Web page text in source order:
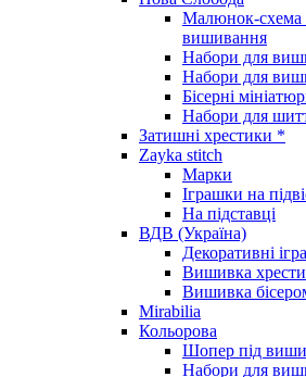
Малюнок-схема
вишивання
Набори для
Набори для
Бісерні
Набори для
Затишні хрестики *
Zayka stitch
Марки
Іграшки на
На підставці
ВДВ (Україна)
Декоративні
Вишивка
Вишивка
Mirabilia
Кольорова
Шопер під
Набори для